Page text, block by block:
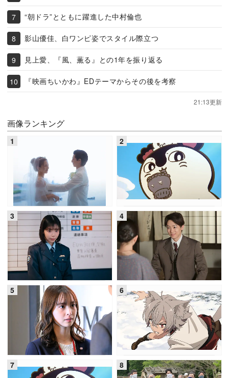
“朝ドラ”とともに躍進した中村倫也
影山優佳、白ワンピ姿でスタイル際立つ
見上愛、『風、薫る』との1年を振り返る
『映画ちいかわ』EDテーマからその後を考察
21:13更新
画像ランキング